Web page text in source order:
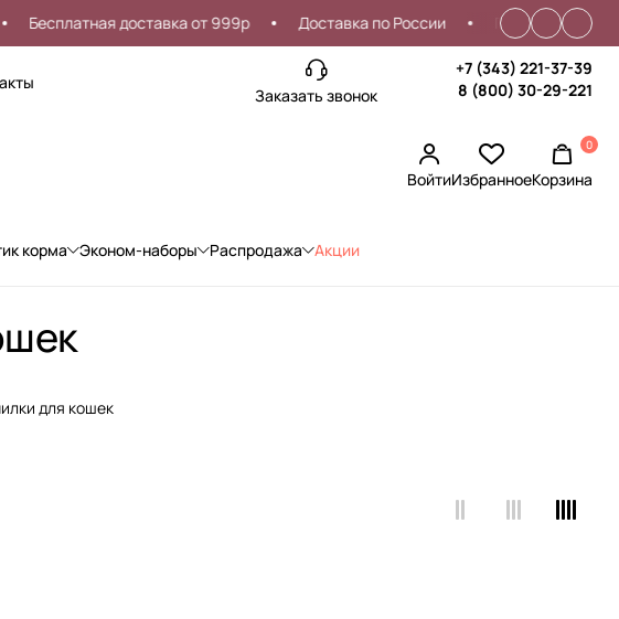
доставка от 999р Доставка по России Проблемы со входом?
Заказать звонок
+7 (343) 221-37-39
8 (800) 30-29-221
ВойтиИзбранное
0
Корзина
корма Эконом-наборы Распродажа Акции
для кошек